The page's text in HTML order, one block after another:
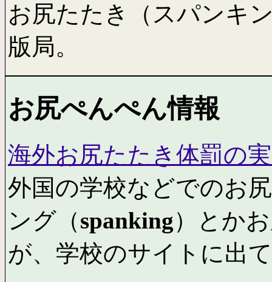
お尻たたき（スパンキ
版局。
お尻ぺんぺん情報
海外お尻たたき体罰の
外国の学校などでのお
ング（spanking）とか
が、学校のサイトに出